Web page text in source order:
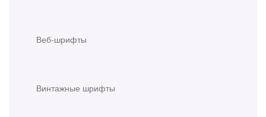
Веб-шрифты
Винтажные шрифты